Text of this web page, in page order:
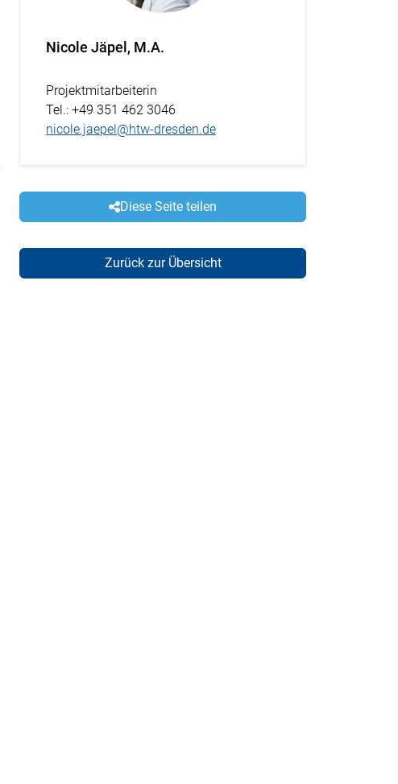
Nicole Jäpel, M.A.
Projektmitarbeiterin
Tel.: +49 351 462 3046
nicole.jaepel@htw-dresden.de
Diese Seite teilen
Zurück zur Übersicht